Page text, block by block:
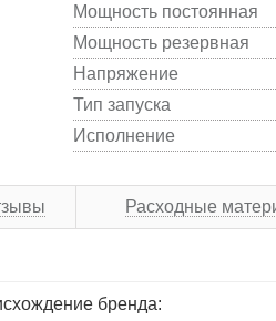
Мощность постоянная
Мощность резервная
Напряжение
Тип запуска
Исполнение
Расходные
бренда: